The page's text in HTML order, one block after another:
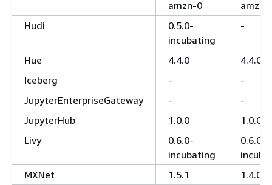
amzn-0
amzn-
Hudi
0.5.0-
incubating
-
Hue 4.4.0
4.4.0
Iceberg
-
-
JupyterEnterpriseGateway
-
-
JupyterHub
1.0.0
1.0.0
Livy
0.6.0-
incubating
0.6.0-
MXNet
1.5.1
1.4.0